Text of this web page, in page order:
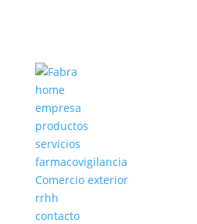
home
empresa
productos
servicios
farmacovigilancia
Comercio exterior
rrhh
contacto